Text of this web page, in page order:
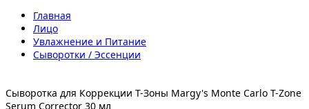
Главная
Лицо
Увлажнение и Питание
Сыворотки / Эссенции
Сыворотка для Коррекции Т-Зоны Margy's Monte Carlo T-Zone
Serum Corrector 30 мл